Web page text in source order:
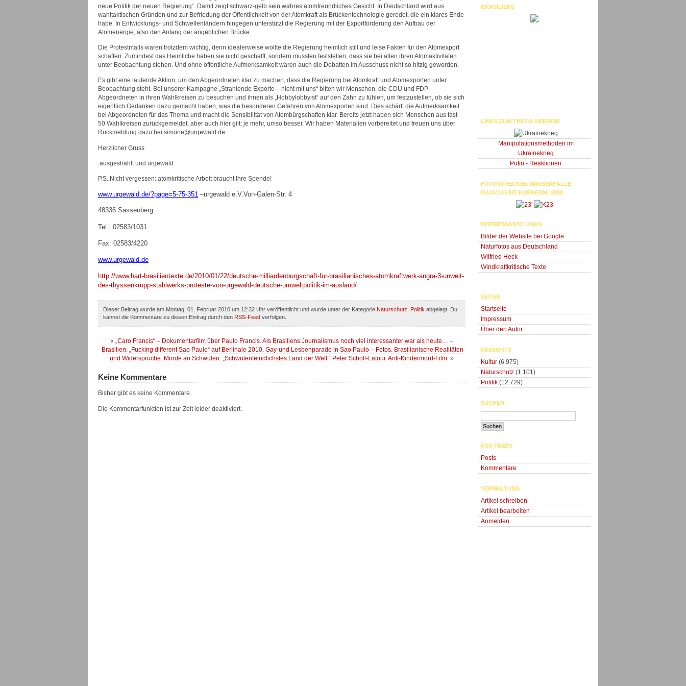
neue Politik der neuen Regierung“. Damit zeigt schwarz-gelb sein wahres atomfreundliches Gesicht: In Deutschland wird aus
wahltaktischen Gründen und zur Befriedung der Öffentlichkeit von der Atomkraft als Brückentechnologie geredet, die ein klares Ende
habe. In Entwicklungs- und Schwellenländern hingegen unterstützt die Regierung mit der Exportförderung den Aufbau der
Atomenergie, also den Anfang der angeblichen Brücke.
Die Protestmails waren trotzdem wichtig, denn idealerweise wollte die Regierung heimlich still und leise Fakten für den Atomexport
schaffen. Zumindest das Heimliche haben sie nicht geschafft, sondern mussten feststellen, dass sie bei allen ihren Atomaktivitäten
unter Beobachtung stehen. Und ohne öffentliche Aufmerksamkeit wären auch die Debatten im Ausschuss nicht so hitzig geworden.
Es gibt eine laufende Aktion, um den Abgeordneten klar zu machen, dass die Regierung bei Atomkraft und Atomexporten unter
Beobachtung steht. Bei unserer Kampagne „Strahlende Exporte – nicht mit uns“ bitten wir Menschen, die CDU und FDP
Abgeordneten in ihren Wahlkreisen zu besuchen und ihnen als „Hobbylobbyist“ auf den Zahn zu fühlen, um festzustellen, ob sie sich
eigentlich Gedanken dazu gemacht haben, was die besonderen Gefahren von Atomexporten sind. Dies schärft die Aufmerksamkeit
bei Abgeordneten für das Thema und macht die Sensibilität von Atombürgschaften klar. Bereits jetzt haben sich Menschen aus fast
50 Wahlkreisen zurückgemeldet, aber auch hier gilt: je mehr, umso besser. Wir haben Materialien vorbereitet und freuen uns über
Rückmeldung dazu bei simone@urgewald.de .
Herzlicher Gruss
.ausgestrahlt und urgewald
P.S. Nicht vergessen: atomkritische Arbeit braucht Ihre Spende!
www.urgewald.de/?page=5-75-351 –urgewald e.V.Von-Galen-Str. 4
48336 Sassenberg
Tel.: 02583/1031
Fax: 02583/4220
www.urgewald.de
http://www.hart-brasilientexte.de/2010/01/22/deutsche-milliardenburgschaft-fur-brasilianisches-atomkraftwerk-angra-3-unweit-
des-thyssenkrupp-stahlwerks-proteste-von-urgewald-deutsche-umweltpolitik-im-ausland/
Dieser Beitrag wurde am Montag, 01. Februar 2010 um 12:32 Uhr veröffentlicht und wurde unter der Kategorie Naturschutz, Politik abgelegt. Du
kannst die Kommentare zu diesen Eintrag durch den RSS-Feed verfolgen.
« „Caro Francis“ – Dokumentarfilm über Paulo Francis. Als Brasiliens Journalismus noch viel interessanter war als heute… –
Brasilien: „Fucking different Sao Paulo“ auf Berlinale 2010. Gay-und Lesbenparade in Sao Paulo – Fotos. Brasilianische Realitäten
und Widersprüche. Morde an Schwulen. „Schwulenfeindlichstes Land der Welt.“ Peter Scholl-Latour. Anti-Kindermord-Film. »
Keine Kommentare
Bisher gibt es keine Kommentare.
Die Kommentarfunktion ist zur Zeit leider deaktiviert.
BRASILIENS
LINKS ZUM THEMA UKRAINE
Manipulationsmethoden im
Ukrainekrieg
Putin - Reaktionen
FOTOSTRECKEN WASSERFÄLLE
IGUACU UND KARNEVAL 2008
'
INTERESSANTE LINKS
Bilder der Website bei Google
Naturfotos aus Deutschland
Wilfried Heck
Windkraftkritische Texte
SEITEN
Startseite
Impressum
Über den Autor
RESSORTS
Kultur (6.975)
Naturschutz (1.101)
Politik (12.729)
SUCHEN
RSS-FEEDS
Posts
Kommentare
VERWALTUNG
Artikel schreiben
Artikel bearbeiten
Anmelden